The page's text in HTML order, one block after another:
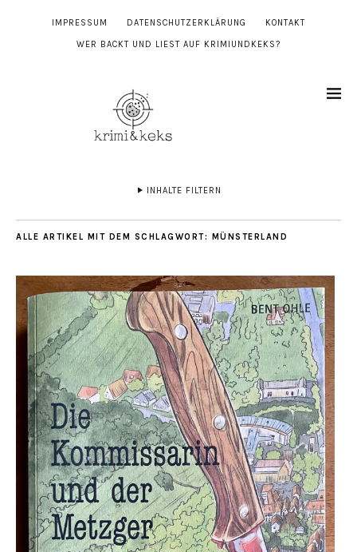
IMPRESSUM DATENSCHUTZERKLÄRUNG KONTAKT
WER BACKT UND LIEST AUF KRIMIUNDKEKS?
INHALTE FILTERN
ALLE ARTIKEL MIT DEM SCHLAGWORT: MÜNSTERLAND